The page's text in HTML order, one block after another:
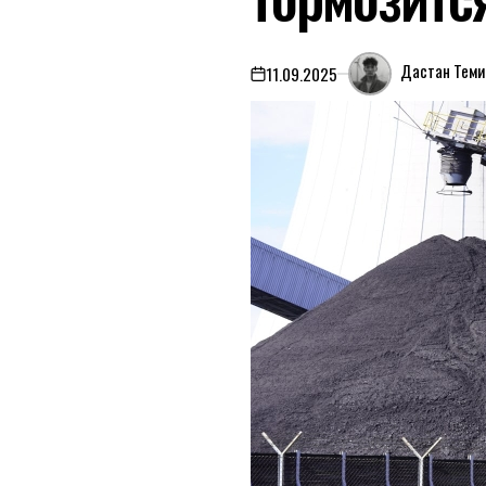
on11.09.2025 Дастан